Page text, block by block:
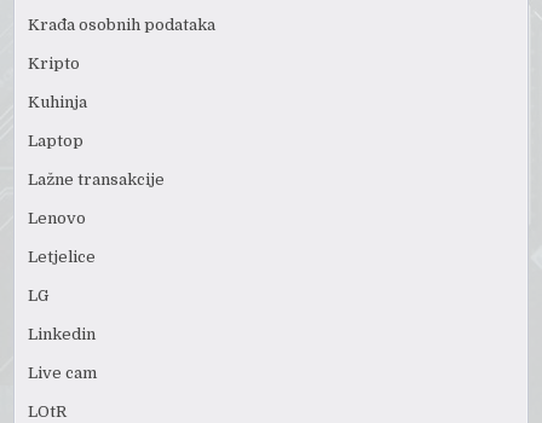
Krađa osobnih podataka
Kripto
Kuhinja
Laptop
Lažne transakcije
Lenovo
Letjelice
LG
Linkedin
Live cam
LOtR